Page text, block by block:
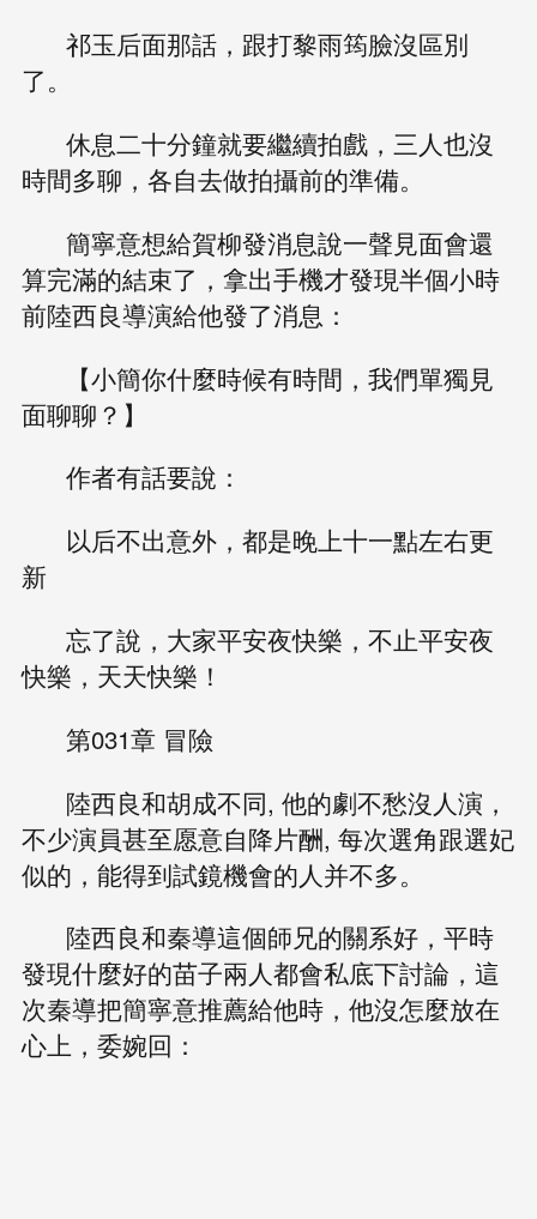
祁玉后面那話，跟打黎雨筠臉沒區別
了。
休息二十分鐘就要繼續拍戲，三人也沒
時間多聊，各自去做拍攝前的準備。
簡寧意想給賀柳發消息說一聲見面會還
算完滿的結束了，拿出手機才發現半個小時
前陸西良導演給他發了消息：
【小簡你什麼時候有時間，我們單獨見
面聊聊？】
作者有話要說：
以后不出意外，都是晚上十一點左右更
新
忘了說，大家平安夜快樂，不止平安夜
快樂，天天快樂！
第031章 冒險
陸西良和胡成不同, 他的劇不愁沒人演，
不少演員甚至愿意自降片酬, 每次選角跟選妃
似的，能得到試鏡機會的人并不多。
陸西良和秦導這個師兄的關系好，平時
發現什麼好的苗子兩人都會私底下討論，這
次秦導把簡寧意推薦給他時，他沒怎麼放在
心上，委婉回：